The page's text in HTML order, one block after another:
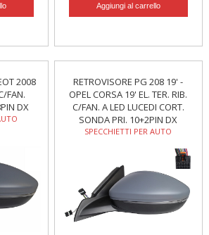
2008
FAN.
DX
RETROVISORE PG 208 19' -
OPEL CORSA 19' EL. TER. RIB.
C/FAN. A LED LUCEDI CORT.
SONDA PRI. 10+2PIN DX
SPECCHIETTI PER AUTO